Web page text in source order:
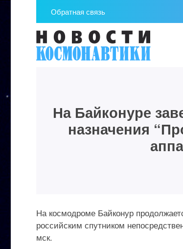
Обратная связь
На Байконуре
назначения
На космодроме Байконур
российским спутником
мск.